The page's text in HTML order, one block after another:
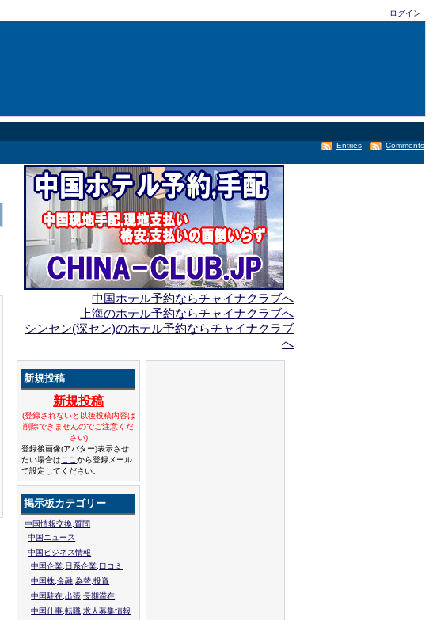
ログイン
Comments
Entries
中国ホテル予約ならチャイナクラブへ
上海のホテル予約ならチャイナクラブへ
シンセン(深セン)のホテル予約ならチャイナクラブ
へ
新規投稿
新規投稿
(登録されないと以後投稿内容は
削除できませんのでご注意くだ
さい)
登録後画像(アバター)表示させ
たい場合は ここから登録メール
で設定してください。
掲示板カテゴリー
中国情報交換,質問
中国ニュース
中国ビジネス情報
中国企業,日系企業,口コミ
中国株,金融,為替,投資
中国駐在,出張,長期滞在
中国仕事,転職,求人募集情報